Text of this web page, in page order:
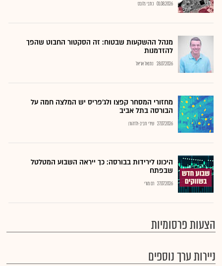
01.08.2026 כתבי גלובס
מנהל ההשקעות שבטוח: זה הסקטור החבוט שהפך
להזדמנות
28.07.2026 נתנאל אריאל
מחזורי המסחר קפצו ולג'פריס יש המלצה חמה על
הבורסה בתל אביב
27.07.2026 שירי חביב-ולדהורן
היכונו לירידות בבורסה: כך ייראה השבוע המטלטל
שבפתח
27.07.2026 רם מורי
הצעות פרסומיות
ניירות ערך נוספים